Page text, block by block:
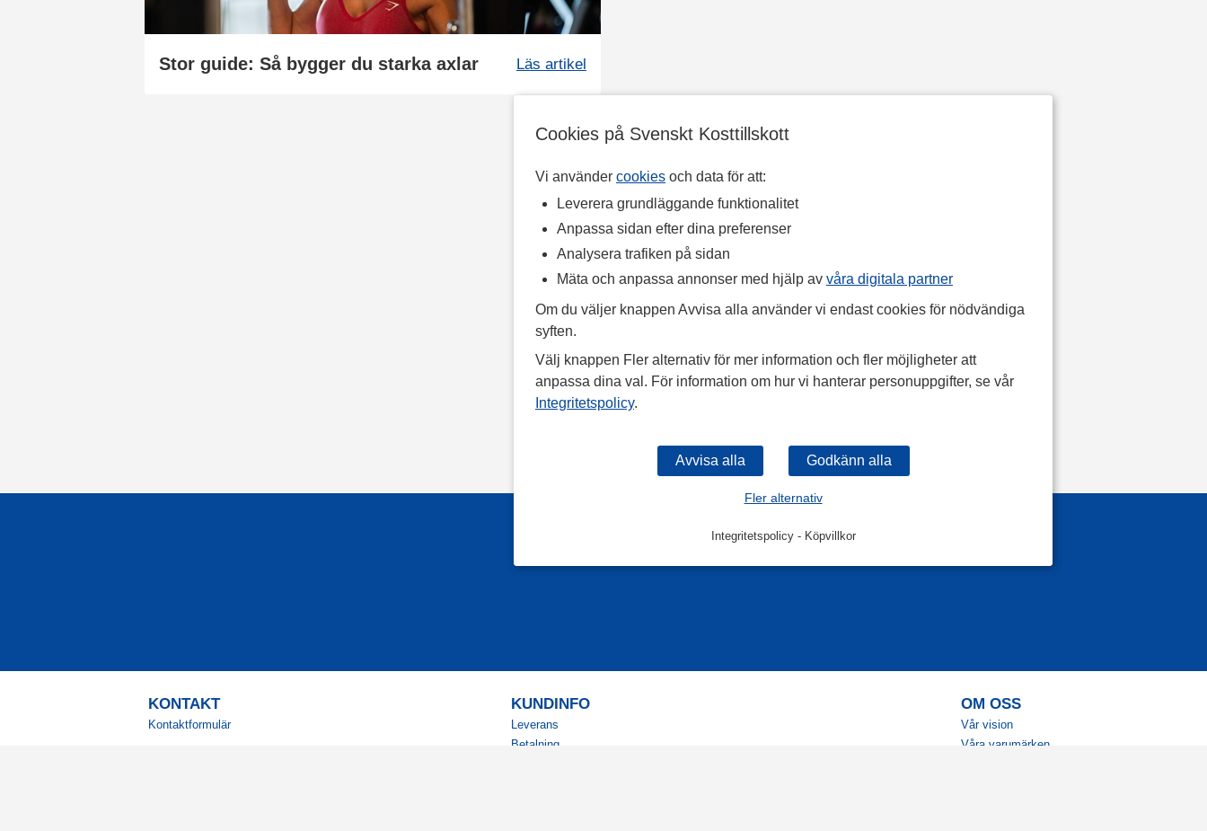
Cookies på Svenskt Kosttillskott
Vi använder cookies och data för att:
Leverera grundläggande funktionalitet
Anpassa sidan efter dina preferenser
Analysera trafiken på sidan
Mäta och anpassa annonser med hjälp av våra digitala partner
Om du väljer knappen Avvisa alla använder vi endast cookies för nödvändiga
syften.
Välj knappen Fler alternativ för mer information och fler möjligheter att
anpassa dina val. För information om hur vi hanterar personuppgifter, se vår
Integritetspolicy.
Fler alternativ
Integritetspolicy- Köpvillkor
Stor guide: Så bygger du starka axlar Läs artikel
KONTAKT
Kontaktformulär
KUNDINFO
Leverans
Betalning
OM OSS
Vår vision
Våra varumärken